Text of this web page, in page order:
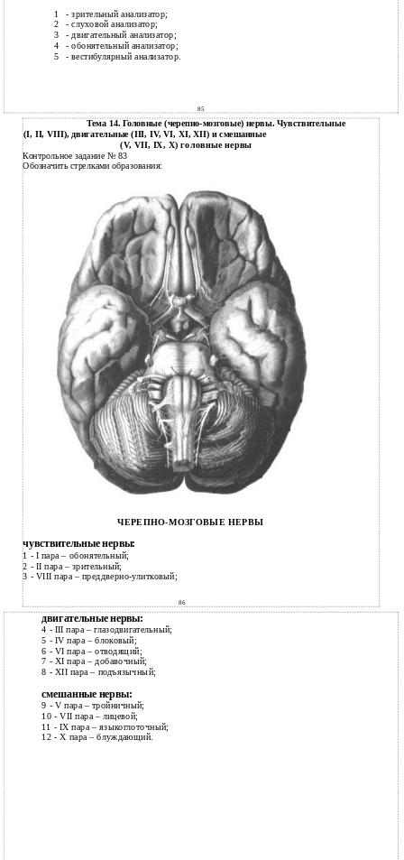
1
- зрительный анализатор;
2
- слуховой анализатор;
3 - двигательный анализатор;
4
- обонятельный анализатор;
5
- вестибулярный анализатор.
85
Тема 14. Головные (черепно-мозговые) нервы. Чувствительные
(I, II, VIII), двигательные (III, IV, VI, XI, XII) и смешанные
(V, VII, IX, X) головные нервы
Контрольное задание № 83
Обозначить стрелками образования:
ЧЕРЕПНО-МОЗГОВЫЕ НЕРВЫ
чувствительные нервы:
1 - I пара – обонятельный;
2 - II пара – зрительный;
3 - VIII пара – преддверно-улитковый;
86
двигательные нервы:
4 - III пара – глазодвигательный;
5 - IV пара – блоковый;
6 - VI пара – отводящий;
7 - ХI пара – добавочный;
8 - XII пара – подъязычный;
смешанные нервы:
9 - V пара – тройничный;
10 - VII пара – лицевой;
11 - IХ пара – языкоглоточный;
12 - Х пара – блуждающий.